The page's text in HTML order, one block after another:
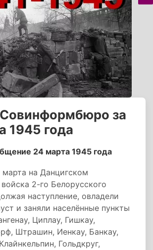
за
1945 года
24 марта 1945 года
марта на Данцигском
2-го Белорусского
наступление, овладели
и заняли населённые пункты
Циплау, Гишкау,
Штрашин, Иенкау, Банкау,
Гольдкруг,